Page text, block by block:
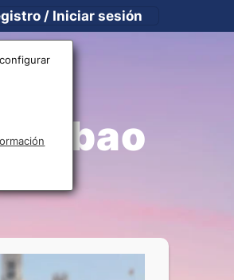
/ Iniciar sesión
Bilbao